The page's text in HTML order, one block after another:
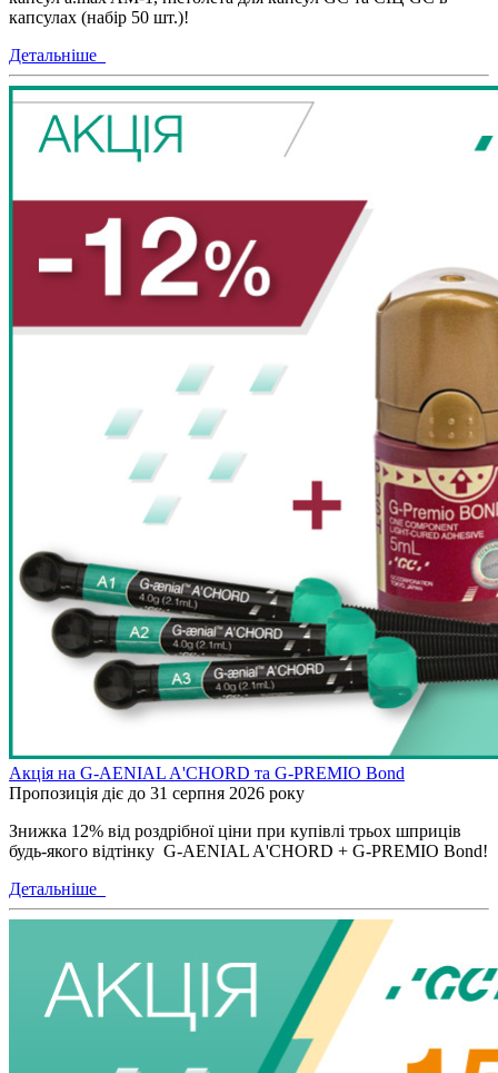
капсулах (набір 50 шт.)!
Детальніше
Акція на G-AENIAL A'CHORD та G-PREMIO Bond
Пропозиція діє до 31 серпня 2026 року
Знижка 12% від роздрібної ціни при купівлі трьох шприців
будь-якого відтінку G-AENIAL A'CHORD + G-PREMIO Bond!
Детальніше